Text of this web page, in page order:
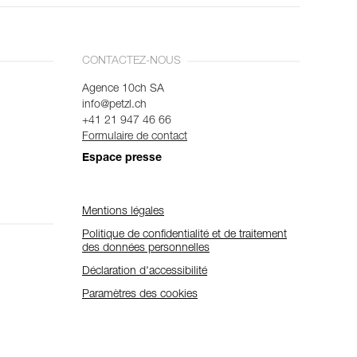
CONTACTEZ-NOUS
Agence 10ch SA
info@petzl.ch
+41 21 947 46 66
Formulaire de contact
Espace presse
Mentions légales
Politique de confidentialité et de traitement
des données personnelles
Déclaration d'accessibilité
Paramètres des cookies